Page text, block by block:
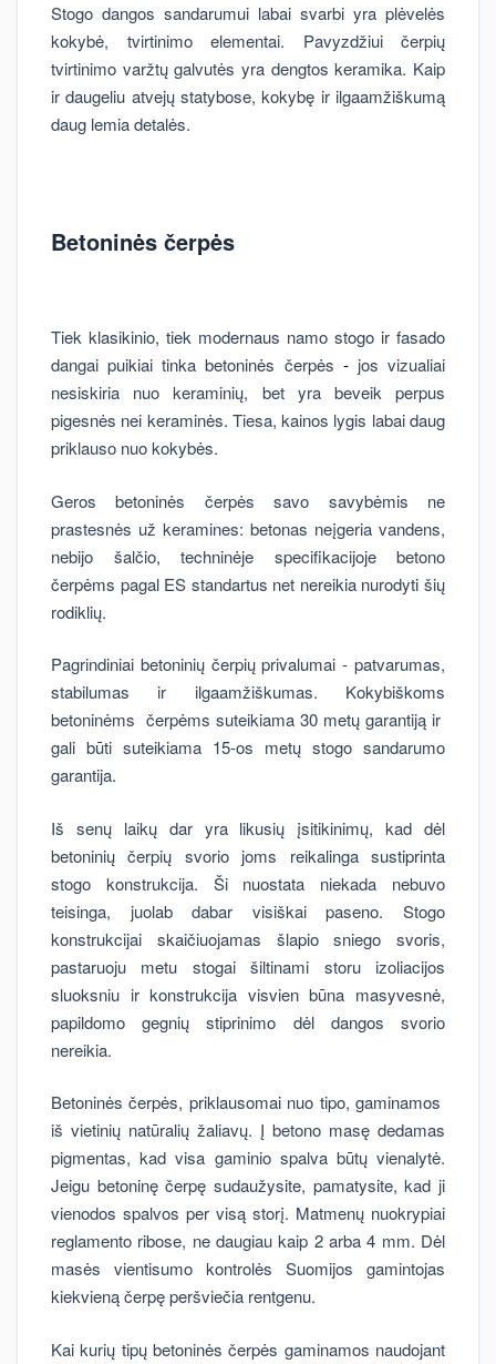
Stogo dangos sandarumui labai svarbi yra plėvelės
kokybė, tvirtinimo elementai. Pavyzdžiui čerpių
tvirtinimo varžtų galvutės yra dengtos keramika. Kaip
ir daugeliu atvejų statybose, kokybę ir ilgaamžiškumą
daug lemia detalės.
Betoninės čerpės
Tiek klasikinio, tiek modernaus namo stogo ir fasado
dangai puikiai tinka betoninės čerpės -jos vizualiai
nesiskiria nuo keraminių, bet yra beveik perpus
pigesnės nei keraminės. Tiesa, kainos lygis labai daug
priklauso nuo kokybės.
Geros betoninės čerpės savo savybėmis ne
prastesnės už keramines: betonas neįgeria vandens,
nebijo šalčio, techninėje specifikacijoje betono
čerpėms pagal ES standartus net nereikia nurodyti šių
rodiklių.
Pagrindiniai betoninių čerpių privalumai - patvarumas,
stabilumas ir ilgaamžiškumas. Kokybiškoms
betoninėms čerpėms suteikiama 30 metų garantiją ir
gali būti suteikiama 15-os metų stogo sandarumo
garantija.
Iš senų laikų dar yra likusių įsitikinimų, kad dėl
betoninių čerpių svorio joms reikalinga sustiprinta
stogo konstrukcija. Ši nuostata niekada nebuvo
teisinga, juolab dabar visiškai paseno. Stogo
konstrukcijai skaičiuojamas šlapio sniego svoris,
pastaruoju metu stogai šiltinami storu izoliacijos
sluoksniu ir konstrukcija visvien būna masyvesnė,
papildomo gegnių stiprinimo dėl dangos svorio
nereikia.
Betoninės čerpės, priklausomai nuo tipo, gaminamos
iš vietinių natūralių žaliavų. Į betono masę dedamas
pigmentas, kad visa gaminio spalva būtų vienalytė.
Jeigu betoninę čerpę sudaužysite, pamatysite, kad ji
vienodos spalvos per visą storį. Matmenų nuokrypiai
reglamento ribose, ne daugiau kaip 2 arba 4 mm. Dėl
masės vientisumo kontrolės Suomijos gamintojas
kiekvieną čerpę peršviečia rentgenu.
Kai kurių tipų betoninės čerpės gaminamos naudojant